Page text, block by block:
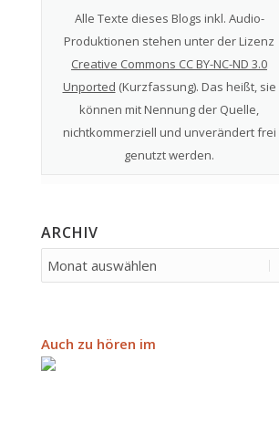
Alle Texte dieses Blogs inkl. Audio-
Produktionen stehen unter der Lizenz
Creative Commons CC BY-NC-ND 3.0
Unported (Kurzfassung). Das heißt, sie
können mit Nennung der Quelle,
nichtkommerziell und unverändert frei
genutzt werden.
ARCHIV
Auch zu hören im